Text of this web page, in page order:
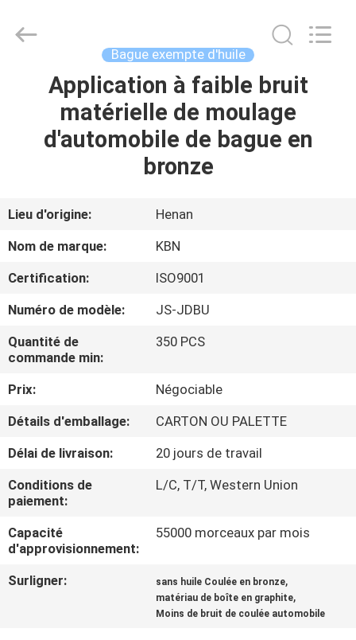
MAISON
PRODUITS
SUJET
DE
NOUS
VISITE
D'USINE
CONTRÔLE
DE
QUALITÉ
CONTACTEZ-
NOUS
DEMANDEZ
Kebona
Industry
Bague exempte d'huile
Application à faible bruit
matérielle de moulage
d'automobile de bague en
bronze
Lieu d'origine:
Henan
Nom de marque:
KBN
Certification:
ISO9001
Numéro de modèle:
JS-JDBU
Quantité de
commande min:
350 PCS
Prix:
Négociable
Détails d'emballage:
CARTON OU PALETTE
Délai de livraison:
20 jours de travail
Conditions de
paiement:
L/C, T/T, Western Union
Capacité
d'approvisionnement:
55000 morceaux par mois
Surligner: sans huile Coulée en bronze,
matériau de boîte en graphite,
Moins de bruit de coulée automobile